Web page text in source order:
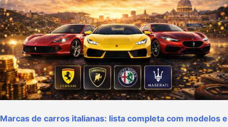
Marcas de carros italianas: lista completa com modelos e